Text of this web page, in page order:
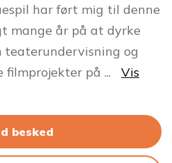
har ført mig til denne
mange år på at dyrke
teaterundervisning og
filmprojekter på ...
Vis
besked